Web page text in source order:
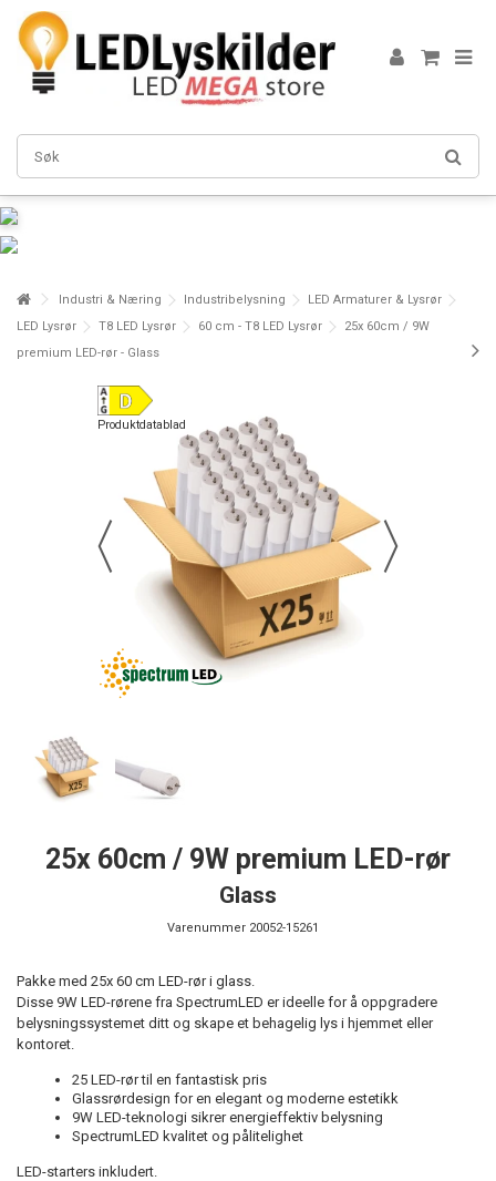
Industri & Næring Industribelysning
LED Armaturer & Lysrør
LED Lysrør
T8 LED Lysrør 60 cm - T8 LED Lysrør
25x 60cm / 9W
premium LED-rør - Glass
Produktdatablad
25x 60cm / 9W premium LED-rør
Glass
Varenummer 20052-15261
Pakke med 25x 60 cm LED-rør i glass.
Disse 9W LED-rørene fra SpectrumLED er ideelle for å oppgradere
belysningssystemet ditt og skape et behagelig lys i hjemmet eller
kontoret.
25 LED-rør til en fantastisk pris
Glassrørdesign for en elegant og moderne estetikk
9W LED-teknologi sikrer energieffektiv belysning
SpectrumLED kvalitet og pålitelighet
LED-starters inkludert.